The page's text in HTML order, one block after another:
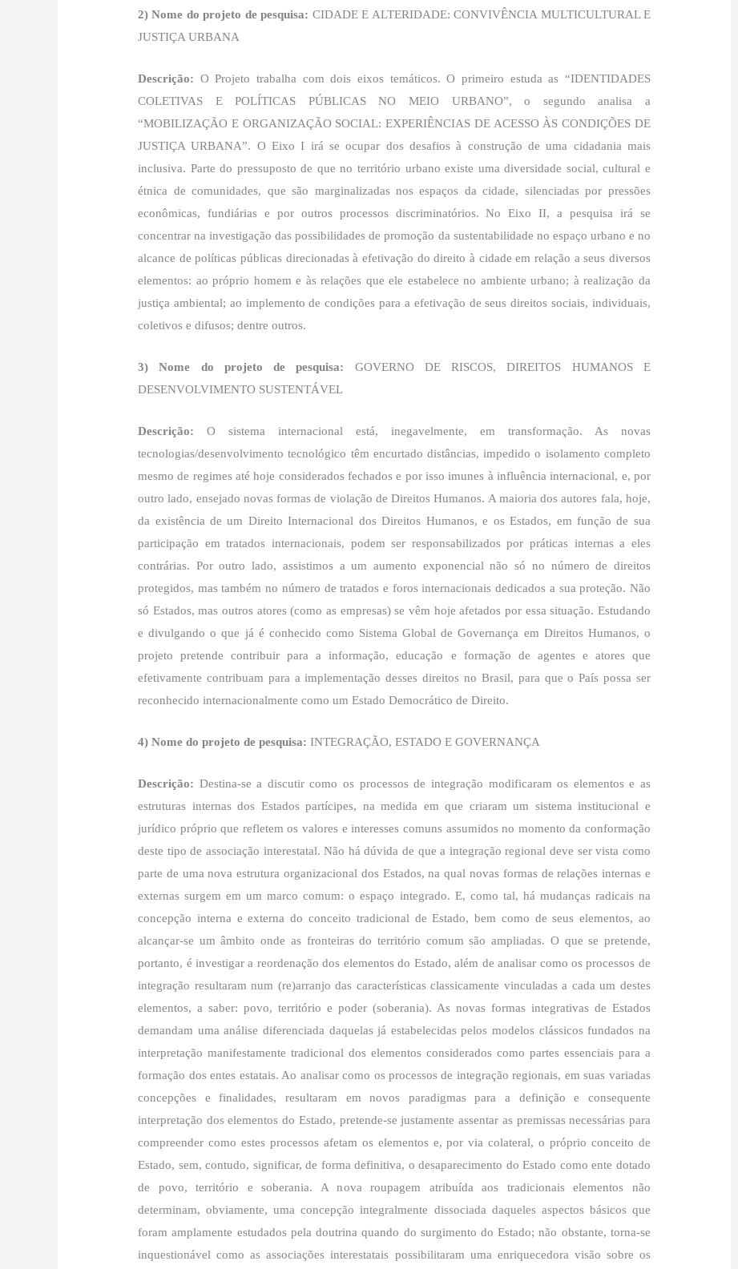
2) Nome do projeto de pesquisa: CIDADE E ALTERIDADE: CONVIVÊNCIA MULTICULTURAL E
JUSTIÇA URBANA
Descrição: O Projeto trabalha com dois eixos temáticos. O primeiro estuda as “IDENTIDADES
COLETIVAS E POLÍTICAS PÚBLICAS NO MEIO URBANO”, o segundo analisa a
“MOBILIZAÇÃO E ORGANIZAÇÃO SOCIAL: EXPERIÊNCIAS DE ACESSO ÀS CONDIÇÕES DE
JUSTIÇA URBANA”. O Eixo I irá se ocupar dos desafios à construção de uma cidadania mais
inclusiva. Parte do pressuposto de que no território urbano existe uma diversidade social, cultural e
étnica de comunidades, que são marginalizadas nos espaços da cidade, silenciadas por pressões
econômicas, fundiárias e por outros processos discriminatórios. No Eixo II, a pesquisa irá se
concentrar na investigação das possibilidades de promoção da sustentabilidade no espaço urbano e no
alcance de políticas públicas direcionadas à efetivação do direito à cidade em relação a seus diversos
elementos: ao próprio homem e às relações que ele estabelece no ambiente urbano; à realização da
justiça ambiental; ao implemento de condições para a efetivação de seus direitos sociais, individuais,
coletivos e difusos; dentre outros.
3) Nome do projeto de pesquisa: GOVERNO DE RISCOS, DIREITOS HUMANOS E
DESENVOLVIMENTO SUSTENTÁVEL
Descrição: O sistema internacional está, inegavelmente, em transformação. As novas
tecnologias/desenvolvimento tecnológico têm encurtado distâncias, impedido o isolamento completo
mesmo de regimes até hoje considerados fechados e por isso imunes à influência internacional, e, por
outro lado, ensejado novas formas de violação de Direitos Humanos. A maioria dos autores fala, hoje,
da existência de um Direito Internacional dos Direitos Humanos, e os Estados, em função de sua
participação em tratados internacionais, podem ser responsabilizados por práticas internas a eles
contrárias. Por outro lado, assistimos a um aumento exponencial não só no número de direitos
protegidos, mas também no número de tratados e foros internacionais dedicados a sua proteção. Não
só Estados, mas outros atores (como as empresas) se vêm hoje afetados por essa situação. Estudando
e divulgando o que já é conhecido como Sistema Global de Governança em Direitos Humanos, o
projeto pretende contribuir para a informação, educação e formação de agentes e atores que
efetivamente contribuam para a implementação desses direitos no Brasil, para que o País possa ser
reconhecido internacionalmente como um Estado Democrático de Direito.
4) Nome do projeto de pesquisa: INTEGRAÇÃO, ESTADO E GOVERNANÇA
Descrição: Destina-se a discutir como os processos de integração modificaram os elementos e as
estruturas internas dos Estados partícipes, na medida em que criaram um sistema institucional e
jurídico próprio que refletem os valores e interesses comuns assumidos no momento da conformação
deste tipo de associação interestatal. Não há dúvida de que a integração regional deve ser vista como
parte de uma nova estrutura organizacional dos Estados, na qual novas formas de relações internas e
externas surgem em um marco comum: o espaço integrado. E, como tal, há mudanças radicais na
concepção interna e externa do conceito tradicional de Estado, bem como de seus elementos, ao
alcançar-se um âmbito onde as fronteiras do território comum são ampliadas. O que se pretende,
portanto, é investigar a reordenação dos elementos do Estado, além de analisar como os processos de
integração resultaram num (re)arranjo das características classicamente vinculadas a cada um destes
elementos, a saber: povo, território e poder (soberania). As novas formas integrativas de Estados
demandam uma análise diferenciada daquelas já estabelecidas pelos modelos clássicos fundados na
interpretação manifestamente tradicional dos elementos considerados como partes essenciais para a
formação dos entes estatais. Ao analisar como os processos de integração regionais, em suas variadas
concepções e finalidades, resultaram em novos paradigmas para a definição e consequente
interpretação dos elementos do Estado, pretende-se justamente assentar as premissas necessárias para
compreender como estes processos afetam os elementos e, por via colateral, o próprio conceito de
Estado, sem, contudo, significar, de forma definitiva, o desaparecimento do Estado como ente dotado
de povo, território e soberania. A nova roupagem atribuída aos tradicionais elementos não
determinam, obviamente, uma concepção integralmente dissociada daqueles aspectos básicos que
foram amplamente estudados pela doutrina quando do surgimento do Estado; não obstante, torna-se
inquestionável como as associações interestatais possibilitaram uma enriquecedora visão sobre os